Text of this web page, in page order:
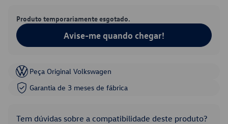
Produto temporariamente esgotado.
Avise-me quando chegar!
Peça Original Volkswagen
Garantia de 3 meses de fábrica
Tem dúvidas sobre a compatibilidade deste produto?